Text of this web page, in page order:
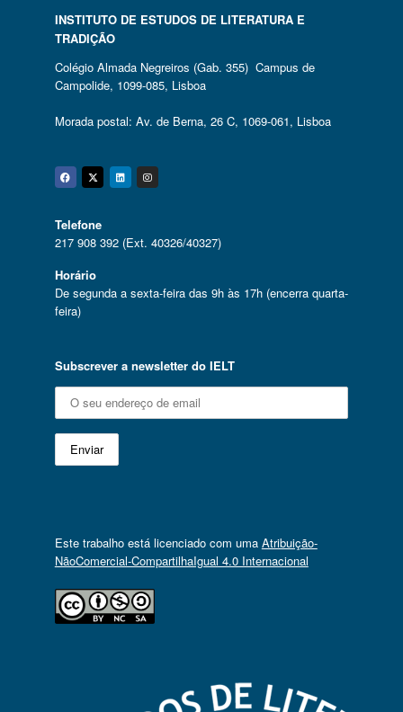
INSTITUTO DE ESTUDOS DE LITERATURA E
TRADIÇÃO
Colégio Almada Negreiros (Gab. 355) Campus de
Campolide, 1099-085, Lisboa
Morada postal: Av. de Berna, 26 C, 1069-061, Lisboa
Facebook
Twitter
Linkedin
Instagram
Telefone
217 908 392 (Ext. 40326/40327)
Horário
De segunda a sexta-feira das 9h às 17h (encerra quarta-
feira)
Subscrever a newsletter do IELT
Este trabalho está licenciado com uma Atribuição-
NãoComercial-CompartilhaIgual 4.0 Internacional